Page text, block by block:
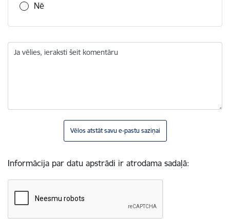
Nē
Ja vēlies, ieraksti šeit komentāru
Vēlos atstāt savu e-pastu saziņai
Informācija par datu apstrādi ir atrodama sadaļā: